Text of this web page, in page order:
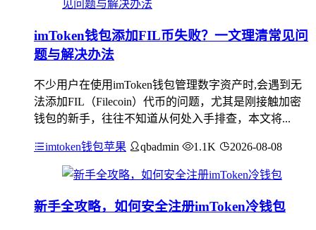
imToken钱包添加FIL币失败？一文理清常见问
题与解决办法
不少用户在使用imToken钱包管理数字资产时,会遇到无
法添加FIL（Filecoin）代币的问题，尤其是刚接触加密
钱包的新手，往往不知道从何处入手排查，本文将...
imtoken钱包苹果 qbadmin 1.1K 2026-08-08
新手全攻略，如何安全注册imToken冷钱包